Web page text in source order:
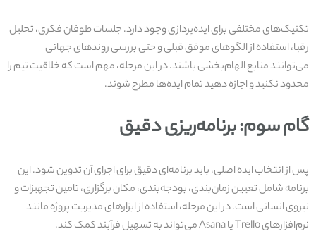
تکنیک‌های مختلفی برای ایده‌پردازی وجود دارد. جلسات طوفان فکری، تحلیل
رقبا، استفاده از الگوهای موفق قبلی و حتی بررسی روندهای جهانی
می‌توانند منابع الهام‌بخشی باشند. در این مرحله، مهم است که خلاقیت تیم را
محدود نکنید و اجازه دهید تمام ایده‌ها مطرح شوند.
گام سوم: برنامه‌ریزی دقیق
پس از انتخاب ایده اصلی، باید برنامه‌ای دقیق برای اجرای آن تدوین شود. این
برنامه شامل تعیین زمان‌بندی، بودجه‌بندی، مکان برگزاری، تامین تجهیزات و
نیروی انسانی است. در این مرحله، استفاده از ابزارهای مدیریت پروژه مانند
نرم‌افزارهای Trello یا Asana می‌تواند به تسهیل فرآیند کمک کند.